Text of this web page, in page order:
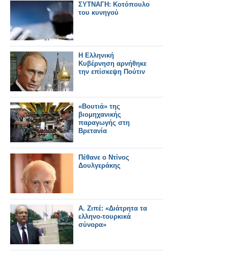
ΣΥΤΝΑΓΗ: Κοτόπουλο
του κυνηγού
Η Ελληνική
Κυβέρνηση αρνήθηκε
την επίσκεψη Πούτιν
«Βουτιά» της
βιομηχανικής
παραγωγής στη
Βρετανία
Πέθανε ο Ντίνος
Δουλγεράκης
Α. Ζιπέ: «Διάτρητα τα
ελληνο-τουρκικά
σύνορα»